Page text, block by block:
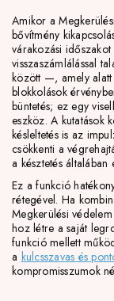
Amikor a
bővítmény
várakozási
visszaszámlálással
között —, amely alatt
blokkolások
büntetés; ez egy
eszköz. A kutatások
késleltetés is az
csökkenti a
a késztetés
Ez a funkció
rétegével. Ha
Megkerülési
hoz létre a saját
funkció mellett
a kulcsszavas és
kompromisszumok